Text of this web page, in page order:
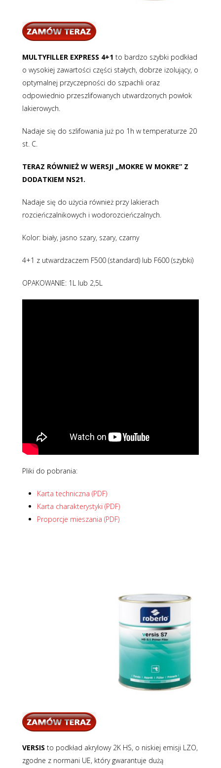
MULTYFILLER EXPRESS 4+1 to bardzo szybki podkład
o wysokiej zawartości części stałych, dobrze izolujący, o
optymalnej przyczepności do szpachli oraz
odpowiednio przeszlifowanych utwardzonych powłok
lakierowych.
Nadaje się do szlifowania już po 1h w temperaturze 20
st. C.
TERAZ RÓWNIEŻ W WERSJI „MOKRE W MOKRE” Z
DODATKIEM NS21.
Nadaje się do użycia również przy lakierach
rozcieńczalnikowych i wodorozcieńczalnych.
Kolor: biały, jasno szary, szary, czarny
4+1 z utwardzaczem F500 (standard) lub F600 (szybki)
OPAKOWANIE: 1L lub 2,5L
Pliki do pobrania:
Karta techniczna (PDF)
Karta charakterystyki (PDF)
Proporcje mieszania (PDF)
VERSIS to podkład akrylowy 2K HS, o niskiej emisji LZO,
zgodne z normani UE, który gwarantuje dużą